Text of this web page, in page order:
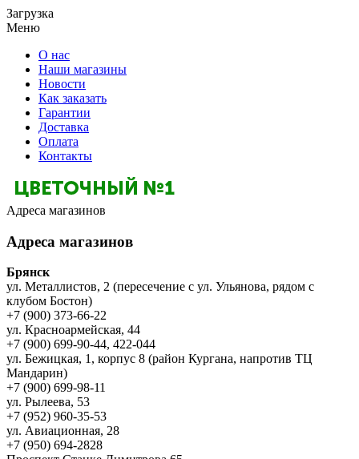
Загрузка
Меню
О нас
Наши магазины
Новости
Как заказать
Гарантии
Доставка
Оплата
Контакты
Адреса магазинов
Адреса магазинов
Брянск
ул. Металлистов, 2 (пересечение с ул. Ульянова, рядом с
клубом Бостон)
+7 (900) 373-66-22
ул. Красноармейская, 44
+7 (900) 699-90-44, 422-044
ул. Бежицкая, 1, корпус 8 (район Кургана, напротив ТЦ
Мандарин)
+7 (900) 699-98-11
ул. Рылеева, 53
+7 (952) 960-35-53
ул. Авиационная, 28
+7 (950) 694-2828